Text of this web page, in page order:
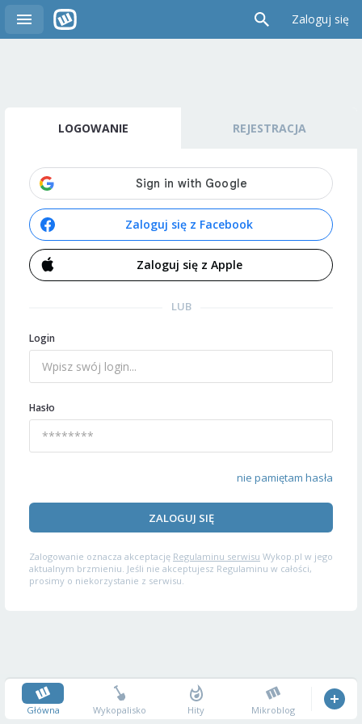
Zaloguj się
LOGOWANIE REJESTRACJA
Zaloguj się z Facebook
Zaloguj się z Apple
LUB
Login
Hasło
nie pamiętam hasła
ZALOGUJ SIĘ
Zalogowanie oznacza akceptację Regulaminu serwisu Wykop.pl w jego
aktualnym brzmieniu. Jeśli nie akceptujesz Regulaminu w całości,
prosimy o niekorzystanie z serwisu.
Główna Wykopalisko Hity Mikroblog